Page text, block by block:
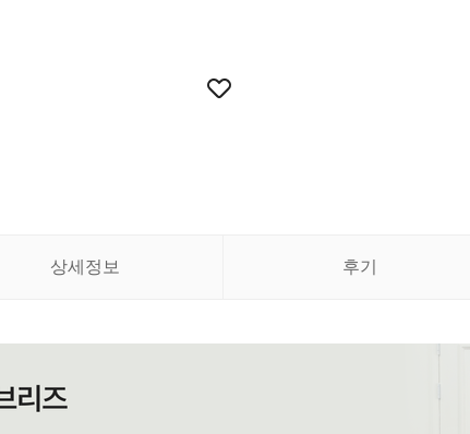
상세정보 후기